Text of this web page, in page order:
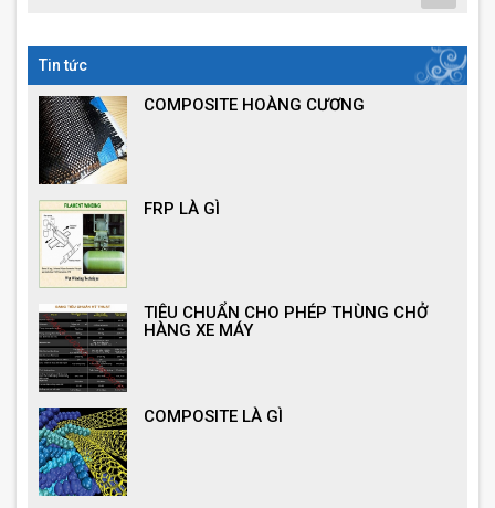
Tin tức
COMPOSITE HOÀNG CƯƠNG
FRP LÀ GÌ
TIÊU CHUẨN CHO PHÉP THÙNG CHỞ
HÀNG XE MÁY
COMPOSITE LÀ GÌ